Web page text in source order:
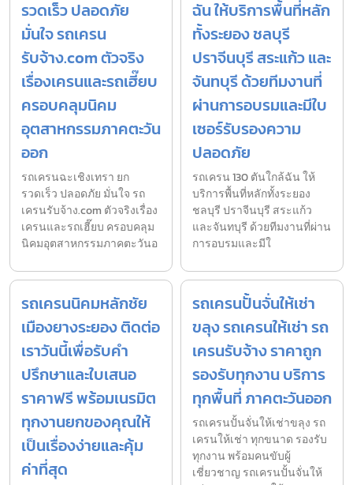
รวดเร็ว ปลอดภัย
มั่นใจ รถเครน
รับจ้าง.com ตัวจริง
เรื่องเครนและรถเฮี๊ยบ
ครอบคลุมนิคม
อุตสาหกรรมภาคตะวัน
ออก
รถเครนฉะเชิงเทรา ยก
รวดเร็ว ปลอดภัย มั่นใจ รถ
เครนรับจ้าง.com ตัวจริงเรื่อง
เครนและรถเฮี๊ยบ ครอบคลุม
นิคมอุตสาหกรรมภาคตะวันอ
ฉัน ให้บริการพื้นที่หลัก
ทั้งระยอง ชลบุรี
ปราจีนบุรี สระแก้ว และ
จันทบุรี ด้วยทีมงานที่
ผ่านการอบรมและมีใบ
เซอร์รับรองความ
ปลอดภัย
รถเครน 130 ตันใกล้ฉัน ให้
บริการพื้นที่หลักทั้งระยอง
ชลบุรี ปราจีนบุรี สระแก้ว
และจันทบุรี ด้วยทีมงานที่ผ่าน
การอบรมและมีใ
รถเครนนิคมหลักชัย
เมืองยางระยอง ติดต่อ
เราวันนี้เพื่อรับคำ
ปรึกษาและใบเสนอ
ราคาฟรี พร้อมเนรมิต
ทุกงานยกของคุณให้
เป็นเรื่องง่ายและคุ้ม
ค่าที่สุด
รถเครนปั้นจั่นให้เช่า
ขลุง รถเครนให้เช่า รถ
เครนรับจ้าง ราคาถูก
รองรับทุกงาน บริการ
ทุกพื้นที่ ภาคตะวันออก
รถเครนปั้นจั่นให้เช่าขลุง รถ
เครนให้เช่า ทุกขนาด รองรับ
ทุกงาน พร้อมคนขับผู้
เชี่ยวชาญ รถเครนปั้นจั่นให้